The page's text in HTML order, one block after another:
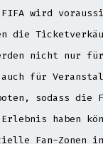
FIFA wird
die
nicht nur
für
sodass die
haben
Fan-Zonen